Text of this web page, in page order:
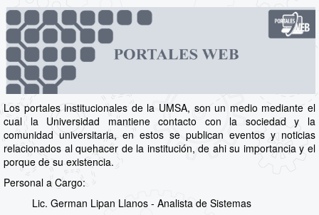
Los portales institucionales de la UMSA, son un medio mediante el
cual la Universidad mantiene contacto con la sociedad y la
comunidad universitaria, en estos se publican eventos y noticias
relacionados al quehacer de la institución, de ahi su importancia y el
porque de su existencia.
Personal a Cargo:
Lic. German Lipan Llanos - Analista de Sistemas